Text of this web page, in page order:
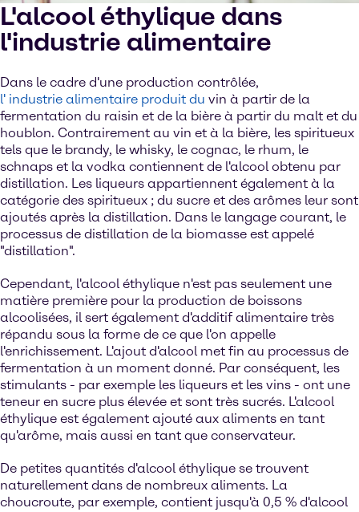
L'alcool éthylique dans
l'industrie alimentaire
Dans le cadre d'une production contrôlée,
l' industrie alimentaire produit du vin à partir de la
fermentation du raisin et de la bière à partir du malt et du
houblon. Contrairement au vin et à la bière, les spiritueux
tels que le brandy, le whisky, le cognac, le rhum, le
schnaps et la vodka contiennent de l'alcool obtenu par
distillation. Les liqueurs appartiennent également à la
catégorie des spiritueux ; du sucre et des arômes leur sont
ajoutés après la distillation. Dans le langage courant, le
processus de distillation de la biomasse est appelé
"distillation".
Cependant, l'alcool éthylique n'est pas seulement une
matière première pour la production de boissons
alcoolisées, il sert également d'additif alimentaire très
répandu sous la forme de ce que l'on appelle
l'enrichissement. L'ajout d'alcool met fin au processus de
fermentation à un moment donné. Par conséquent, les
stimulants - par exemple les liqueurs et les vins - ont une
teneur en sucre plus élevée et sont très sucrés. L'alcool
éthylique est également ajouté aux aliments en tant
qu'arôme, mais aussi en tant que conservateur.
De petites quantités d'alcool éthylique se trouvent
naturellement dans de nombreux aliments. La
choucroute, par exemple, contient jusqu'à 0,5 % d'alcool